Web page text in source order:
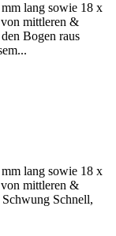
lang sowie 18 x
mittleren &
Bogen raus
lang sowie 18 x
mittleren &
Schnell,